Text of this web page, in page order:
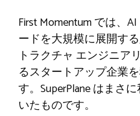
First Momentum では、
ードを大規模に展開す
トラクチャ エンジニア
るスタートアップ企業
す。SuperPlane はまさ
いたものです。